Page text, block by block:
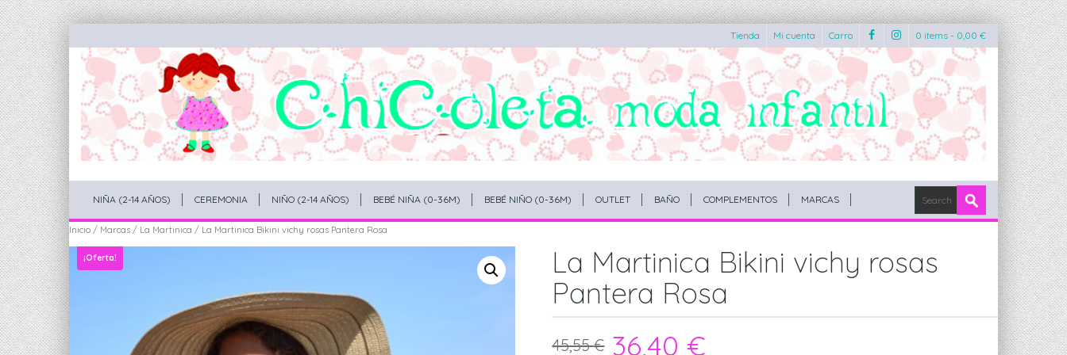
Tienda Mi cuenta Carro 0 items - 0,00 €
NIÑA (2-14 AÑOS) CEREMONIA NIÑO (2-14 AÑOS) BEBÉ NIÑA (0-36M) BEBÉ NIÑO (0-36M) OUTLET BAÑO COMPLEMENTOS MARCAS
Inicio / Marcas / La Martinica / La Martinica Bikini vichy rosas Pantera Rosa
¡Oferta!
La Martinica Bikini vichy rosas
Pantera Rosa
45,55€ 36,40€